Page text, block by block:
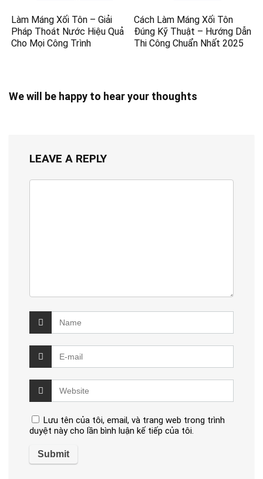
Làm Máng Xối Tôn – Giải
Pháp Thoát Nước Hiệu Quả
Cho Mọi Công Trình
Cách Làm Máng Xối Tôn
Đúng Kỹ Thuật – Hướng Dẫn
Thi Công Chuẩn Nhất 2025
We will be happy to hear your thoughts
LEAVE A REPLY
Lưu tên của tôi, email, và trang web trong trình
duyệt này cho lần bình luận kế tiếp của tôi.